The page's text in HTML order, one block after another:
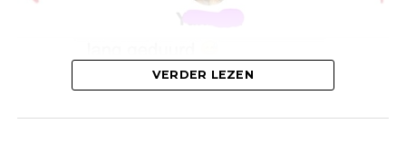
VERDER LEZEN